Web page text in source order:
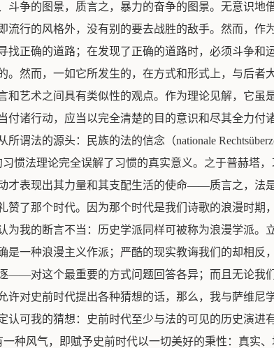
争的图景，质言之，暴力的奋争的图景。无意识地
行的风格外，没有别的要去战胜的敌手。然而，作
正确的道路；在发现了正确的道路时，必须斗争和
然而，一如它所发生的，在方式和形式上，与后者
艺术之间具有类似性的观点。作为理论见解，它虽
诸行动，应当以完全清楚的目的意识和尽其全力付
谓法的源头：民族的法的信念（nationale
惯法理论完全误解了习惯的真实意义。之于普赫塔
才表现出其力量和其支配生活的使命——质言之，法
了那个时代。因为那个时代是我们诗歌的浪漫时期
我的断言不当：历史学派同样可被称为浪漫学派。
一种浪漫主义作派；严酷的现实教诲我们的却相反
——对这个最重要的方式问题回答各异；而且无论我
对史前时代提出各种猜想的话，那么，我与萨维尼
可我的猜想：史前时代至少与法的可见的历史演进
种风气，即赋予史前时代以一切美好的秉性：真实、